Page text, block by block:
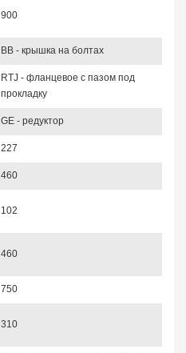
900
BB - крышка на болтах
RTJ - фланцевое с пазом под
прокладку
GE - редуктор
227
460
102
460
750
310